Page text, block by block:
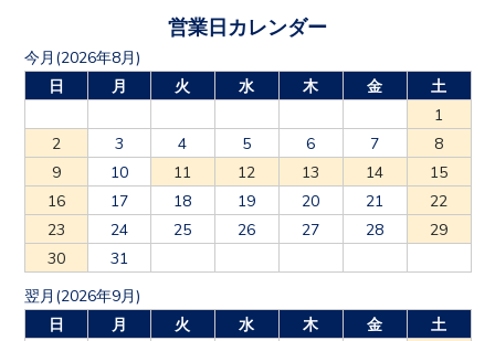
営業日カレンダー
今月(2026年8月)
日
月 火 水 木 金
土
1
2
3 4 5 6 7
8
9
10 11 12 13 14
15
16
17 18 19 20 21
22
23
24 25 26 27 28
29
30
31
翌月(2026年9月)
日
月 火 水 木 金
土